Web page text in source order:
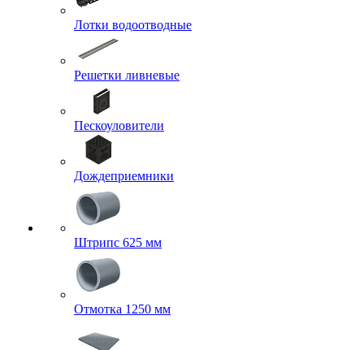
Лотки водоотводные
Решетки ливневые
Пескоуловители
Дождеприемники
Штрипс 625 мм
Отмотка 1250 мм